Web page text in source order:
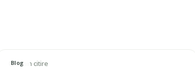
IMAGINE ARTICOL
Blog2 min citire